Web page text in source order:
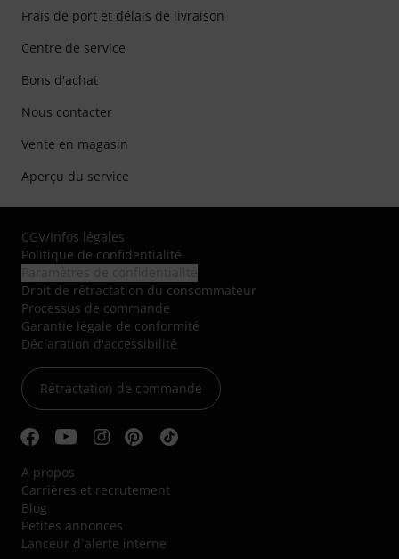
Frais de port et délais de livraison
Centre de service
Bons d'achat
Nous contacter
Vente en magasin
Aperçu du service
CGV/Infos légales
Politique de confidentialité
Droit de rétractation du consommateur
Processus de commande
Garantie légale de conformité
Déclaration d'accessibilité
Rétractation de commande
A propos
Carrières et recrutement
Blog
Petites annonces
Lanceur d´alerte interne